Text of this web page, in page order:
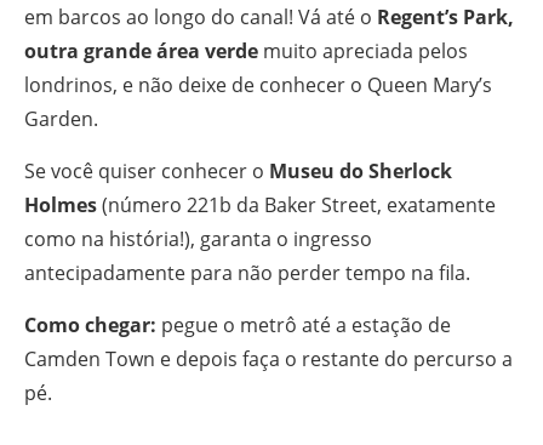
em barcos ao longo do canal! Vá até o Regent’s Park,
outra grande área verde muito apreciada pelos
londrinos, e não deixe de conhecer o Queen Mary’s
Garden.
Se você quiser conhecer o Museu do Sherlock
Holmes(número 221b da Baker Street, exatamente
como na história!), garanta o ingresso
antecipadamente para não perder tempo na fila.
Como chegar: pegue o metrô até a estação de
Camden Town e depois faça o restante do percurso a
pé.